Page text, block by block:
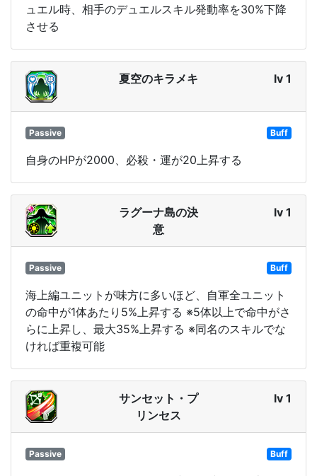
ュエル時、相手のデュエルスキル発動率を30%下降
させる
夏空のキラメキ lv 1
Passive Buff
自身のHPが2000、必殺・運が20上昇する
ラグーナ島の決
意
lv 1
Passive Buff
海上編ユニットが味方に多いほど、自軍全ユニット
の命中が1体あたり5%上昇する ※5体以上で命中がさ
らに上昇し、最大35%上昇する ※同名のスキルでな
ければ重複可能
サンセット・プ
リンセス
lv 1
Passive Buff